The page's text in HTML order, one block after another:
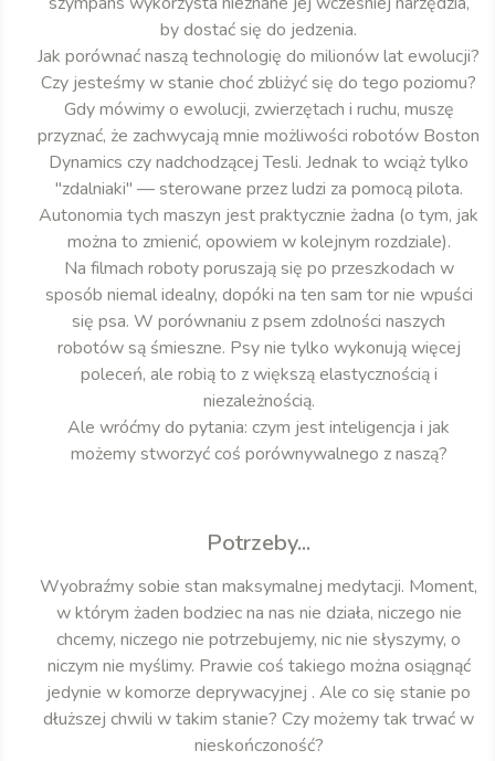
by dostać się do jedzenia.
Jak porównać naszą technologię do milionów lat ewolucji?
Czy jesteśmy w stanie choć zbliżyć się do tego poziomu?
Gdy mówimy o ewolucji, zwierzętach i ruchu, muszę
przyznać, że zachwycają mnie możliwości robotów Boston
Dynamics czy nadchodzącej Tesli. Jednak to wciąż tylko
"zdalniaki" — sterowane przez ludzi za pomocą pilota.
Autonomia tych maszyn jest praktycznie żadna (o tym, jak
można to zmienić, opowiem w kolejnym rozdziale).
Na filmach roboty poruszają się po przeszkodach w
sposób niemal idealny, dopóki na ten sam tor nie wpuści
się psa. W porównaniu z psem zdolności naszych
robotów są śmieszne. Psy nie tylko wykonują więcej
poleceń, ale robią to z większą elastycznością i
niezależnością.
Ale wróćmy do pytania: czym jest inteligencja i jak
możemy stworzyć coś porównywalnego z naszą?
Potrzeby...
Wyobraźmy sobie stan maksymalnej medytacji. Moment,
w którym żaden bodziec na nas nie działa, niczego nie
chcemy, niczego nie potrzebujemy, nic nie słyszymy, o
niczym nie myślimy. Prawie coś takiego można osiągnąć
jedynie w komorze deprywacyjnej . Ale co się stanie po
dłuższej chwili w takim stanie? Czy możemy tak trwać w
nieskończoność?